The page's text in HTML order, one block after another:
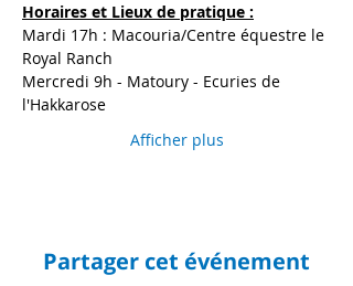
Horaires et Lieux de pratique :
Mardi 17h : Macouria/Centre équestre le
Royal Ranch
Mercredi 9h - Matoury - Ecuries de
l'Hakkarose
Afficher plus
Partager cet événement